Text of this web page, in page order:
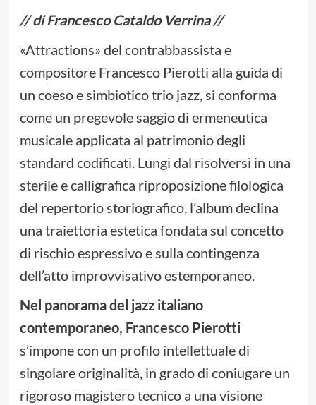
// di Francesco Cataldo Verrina //
«Attractions» del contrabbassista e
compositore Francesco Pierotti alla guida di
un coeso e simbiotico trio jazz, si conforma
come un pregevole saggio di ermeneutica
musicale applicata al patrimonio degli
standard codificati. Lungi dal risolversi in una
sterile e calligrafica riproposizione filologica
del repertorio storiografico, l’album declina
una traiettoria estetica fondata sul concetto
di rischio espressivo e sulla contingenza
dell’atto improvvisativo estemporaneo.
Nel panorama del jazz italiano
contemporaneo, Francesco Pierotti
s’impone con un profilo intellettuale di
singolare originalità, in grado di coniugare un
rigoroso magistero tecnico a una visione